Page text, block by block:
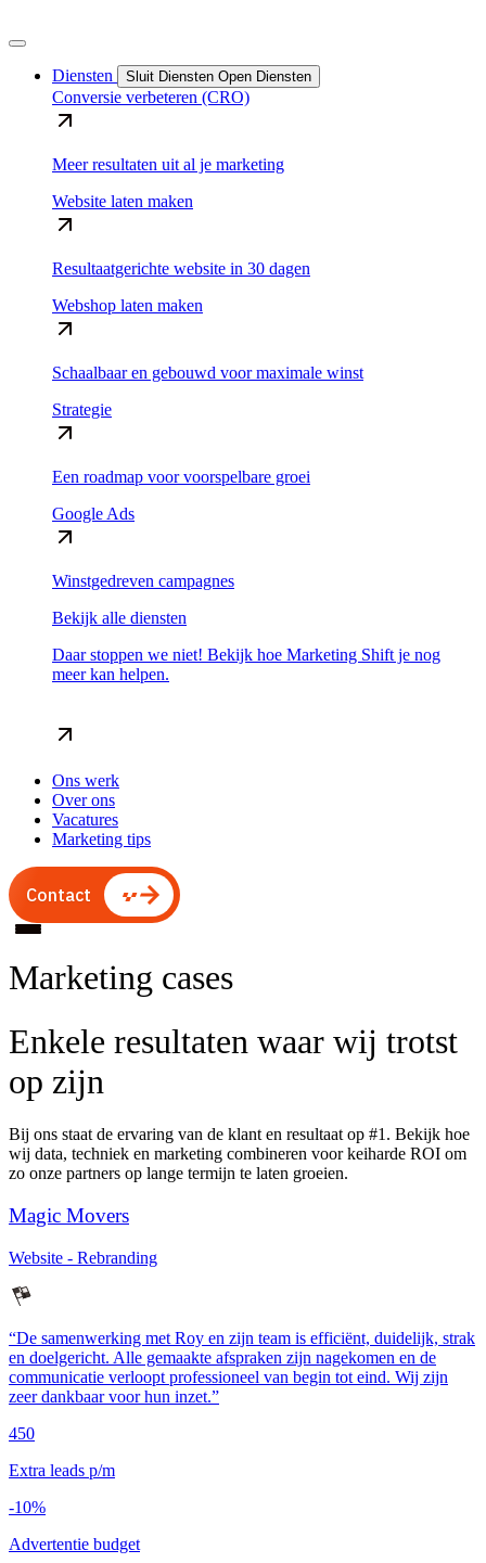
Diensten Sluit Diensten Open Diensten
Conversie verbeteren (CRO)
Meer resultaten uit al je marketing
Website laten maken
Resultaatgerichte website in 30 dagen
Webshop laten maken
Schaalbaar en gebouwd voor maximale winst
Strategie
Een roadmap voor voorspelbare groei
Google Ads
Winstgedreven campagnes
Bekijk alle diensten
Daar stoppen we niet! Bekijk hoe Marketing Shift je nog
meer kan helpen.
Ons werk
Over ons
Vacatures
Marketing tips
Contact
Marketing cases
Enkele resultaten waar wij trotst
op zijn
Bij ons staat de ervaring van de klant en resultaat op #1. Bekijk hoe
wij data, techniek en marketing combineren voor keiharde ROI om
zo onze partners op lange termijn te laten groeien.
Magic Movers
Website - Rebranding
“De samenwerking met Roy en zijn team is efficiënt, duidelijk, strak
en doelgericht. Alle gemaakte afspraken zijn nagekomen en de
communicatie verloopt professioneel van begin tot eind. Wij zijn
zeer dankbaar voor hun inzet.”
450
Extra leads p/m
-10%
Advertentie budget